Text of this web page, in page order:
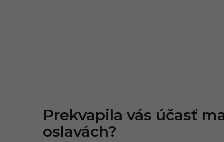
Prekvapila vás účasť
oslavách?